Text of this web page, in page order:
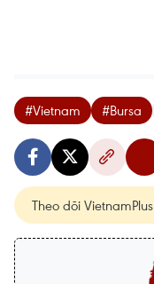
#Vietnam #Bursa
Theo dõi VietnamPlus